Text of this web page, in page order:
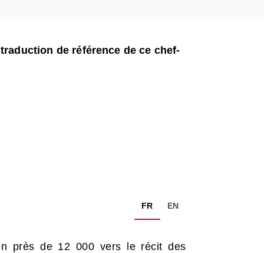
de référence de ce chef-
FR EN
près de 12 000 vers le récit des